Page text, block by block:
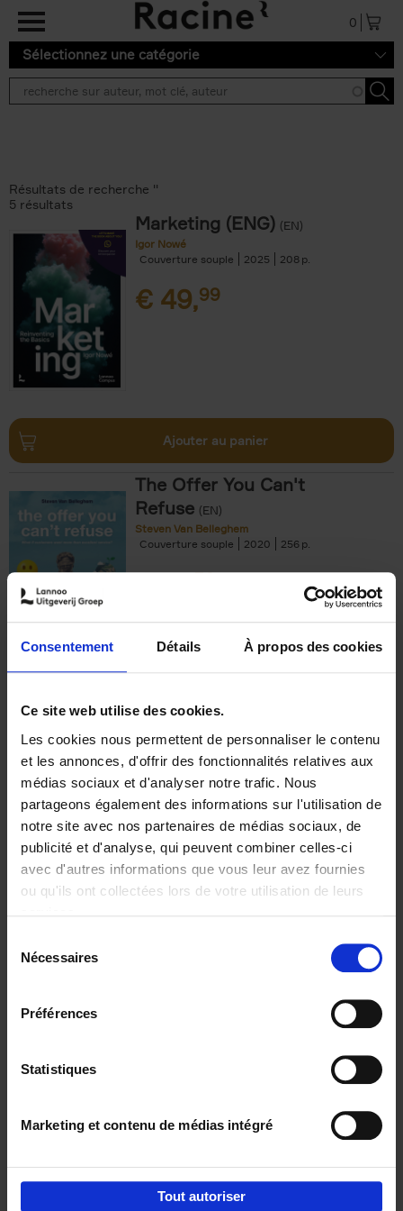
Consentement Détails À propos des cookies
Ce site web utilise des cookies.
Les cookies nous permettent de personnaliser le contenu
et les annonces, d'offrir des fonctionnalités relatives aux
médias sociaux et d'analyser notre trafic. Nous
partageons également des informations sur l'utilisation de
notre site avec nos partenaires de médias sociaux, de
publicité et d'analyse, qui peuvent combiner celles-ci
avec d'autres informations que vous leur avez fournies
ou qu'ils ont collectées lors de votre utilisation de leurs
Nécessaires
Préférences
Statistiques
Marketing et contenu de médias intégré
Tout autoriser
Aller au contenu principal
0
Sélectionnez une catégorie
Résultats de recherche ''
5 résultats
Marketing (ENG) (EN)
Igor Nowé
Couverture souple
2025 208
€ 49,99
Ajouter au panier
The Offer You Can't
Refuse (EN)
Steven Van Belleghem
Couverture souple
2020 256
€37,50
Building Bonds = Building
Business
Jochen Roef Jozefien De Feyter
Carolien Boom
Couverture souple
2025 200
€29,99
Digital marketing like a PRO -
completely revised edition (EN)